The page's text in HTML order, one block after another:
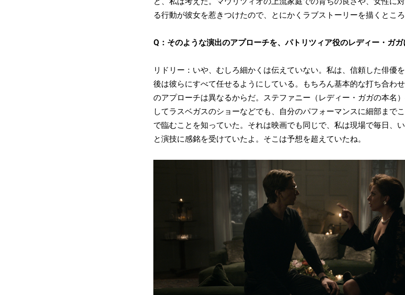
る行動が彼女を惹きつけたので、とにかくラブストーリーを描くとこ
Q：そのような演出のアプローチを、パトリツィア役のレディー・ガ
リドリー：いや、むしろ細かくは伝えていない。私は、信頼した俳優
後は彼らにすべて任せるようにしている。もちろん基本的な打ち合わ
のアプローチは異なるからだ。ステファニー（レディー・ガガの本名
してラスベガスのショーなどでも、自分のパフォーマンスに細部まで
で臨むことを知っていた。それは映画でも同じで、私は現場で毎日、
と演技に感銘を受けていたよ。そこは予想を超えていたね。